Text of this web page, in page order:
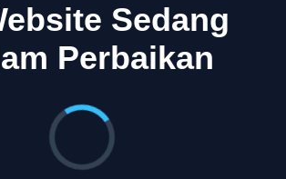
Sedang
Perbaikan